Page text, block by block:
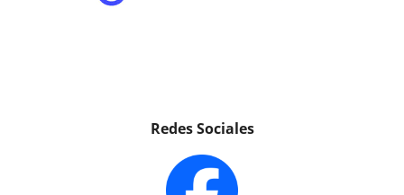
Redes Sociales